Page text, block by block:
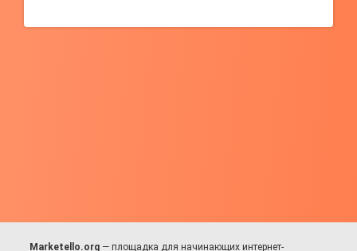
Marketello.org — площадка для начинающих интернет-